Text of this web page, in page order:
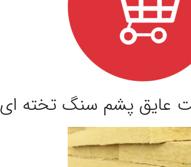
عایق پشم سنگ تخته ای 3 سانت